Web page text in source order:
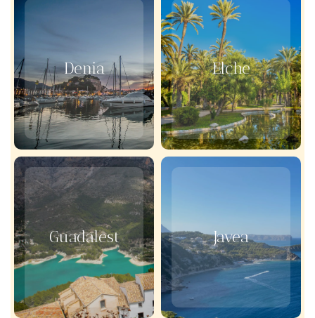
Denia Elche
Guadalest Javea